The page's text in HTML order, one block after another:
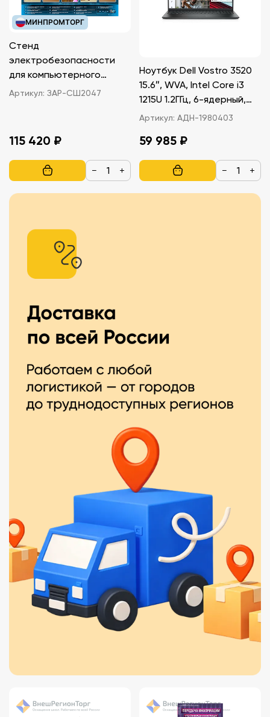
МИНПРОМТОРГ
Стенд
электробезопасности
для компьютерного
класса ЗАР-СШ2047
Артикул: ЗАР-СШ2047
115 420 ₽
− +
Ноутбук Dell Vostro 3520
15.6″, WVA, Intel Core i3
1215U 1.2ГГц, 6-ядерный,
8ГБ DDR4
Артикул: АДН-1980403
59 985 ₽
− +